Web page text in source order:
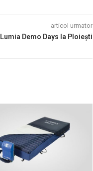
articol urmator
Lumia Demo Days la Ploiești